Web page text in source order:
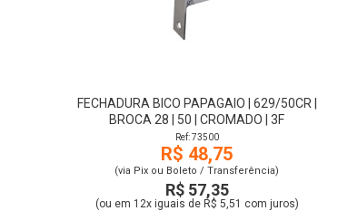
FECHADURA BICO PAPAGAIO | 629/50CR |
BROCA 28 | 50 | CROMADO | 3F
Ref: 73500
R$ 48,75
(via Pix ou Boleto / Transferência)
R$ 57,35
(ou em 12x iguais de R$ 5,51 com juros)